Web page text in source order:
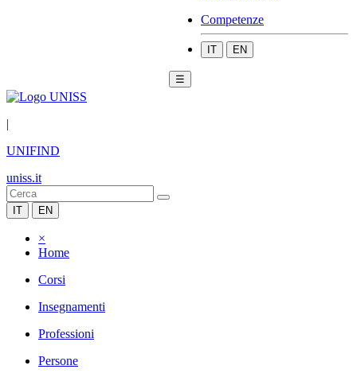
Competenze
IT EN
☰
|
UNIFIND
uniss.it
IT EN
×
Home
Corsi
Insegnamenti
Professioni
Persone